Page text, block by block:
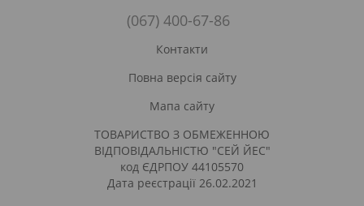
(067) 400-67-86
Контакти
Повна версія сайту
Мапа сайту
ТОВАРИСТВО З ОБМЕЖЕННОЮ
ВІДПОВІДАЛЬНІСТЮ "СЕЙ ЙЕС"
код ЄДРПОУ 44105570
Дата реєстрації 26.02.2021